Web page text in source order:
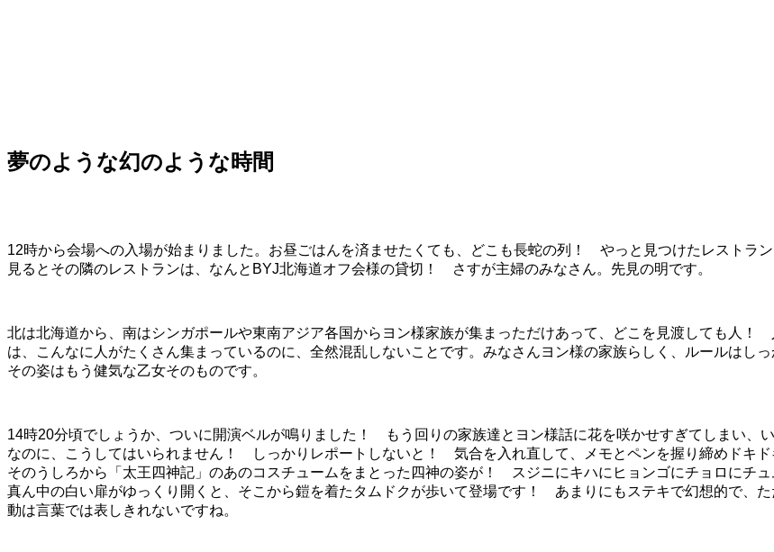
夢のような幻のような時間
12時から会場への入場が始まりました。お昼ごはんを済ませたくても、どこも長蛇の列！ やっと見つけたレストラ
見るとその隣のレストランは、なんとBYJ北海道オフ会様の貸切！ さすが主婦のみなさん。先見の明です。
北は北海道から、南はシンガポールや東南アジア各国からヨン様家族が集まっただけあって、どこを見渡しても
は、こんなに人がたくさん集まっているのに、全然混乱しないことです。みなさんヨン様の家族らしく、ルールはし
その姿はもう健気な乙女そのものです。
14時20分頃でしょうか、ついに開演ベルが鳴りました！ もう回りの家族達とヨン様話に花を咲かせすぎてしまい
なのに、こうしてはいられません！ しっかりレポートしないと！ 気合を入れ直して、メモとペンを握り締めドキ
そのうしろから「太王四神記」のあのコスチュームをまとった四神の姿が！ スジニにキハにヒョンゴにチョロにチ
真ん中の白い扉がゆっくり開くと、そこから鎧を着たタムドクが歩いて登場です！ あまりにもステキで幻想的で、
動は言葉では表しきれないですね。